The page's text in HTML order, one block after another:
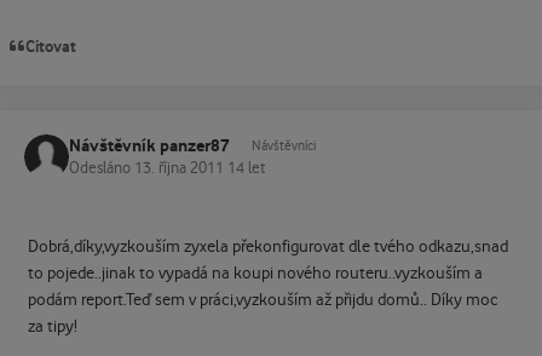
Citovat
Návštěvník panzer87 Návštěvníci
Odesláno 13. října 2011 14 let
Dobrá,díky,vyzkouším zyxela překonfigurovat dle tvého odkazu,snad
to pojede..jinak to vypadá na koupi nového routeru..vyzkouším a
podám report.Teď sem v práci,vyzkouším až přijdu domů.. Díky moc
za tipy!